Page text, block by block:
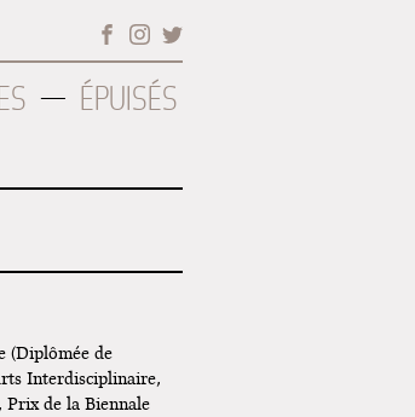
ÉPUISÉS
(Diplômée de
Interdisciplinaire,
Prix de la Biennale